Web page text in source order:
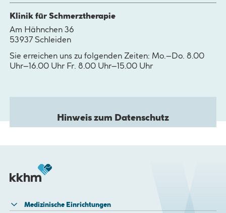
Klinik für Schmerztherapie
Am Hähnchen 36
53937 Schleiden
Sie erreichen uns zu folgenden Zeiten: Mo.–Do. 8.00
Uhr–16.00 Uhr Fr. 8.00 Uhr–15.00 Uhr
Hinweis zum Datenschutz
Medizinische Einrichtungen